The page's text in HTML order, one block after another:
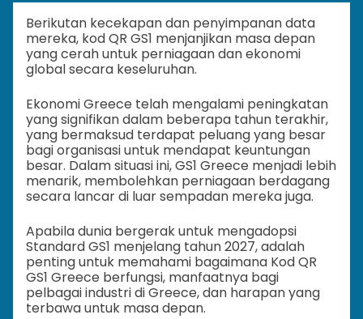
Berikutan kecekapan dan penyimpanan data
mereka, kod QR GS1 menjanjikan masa depan
yang cerah untuk perniagaan dan ekonomi
global secara keseluruhan.
Ekonomi Greece telah mengalami peningkatan
yang signifikan dalam beberapa tahun terakhir,
yang bermaksud terdapat peluang yang besar
bagi organisasi untuk mendapat keuntungan
besar. Dalam situasi ini, GS1 Greece menjadi lebih
menarik, membolehkan perniagaan berdagang
secara lancar di luar sempadan mereka juga.
Apabila dunia bergerak untuk mengadopsi
Standard GS1 menjelang tahun 2027, adalah
penting untuk memahami bagaimana Kod QR
GS1 Greece berfungsi, manfaatnya bagi
pelbagai industri di Greece, dan harapan yang
terbawa untuk masa depan.